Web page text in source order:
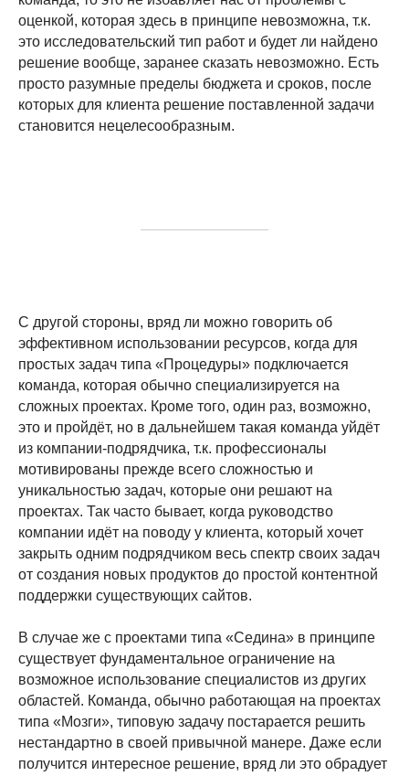
оценкой, которая здесь в принципе невозможна, т.к.
это исследовательский тип работ и будет ли найдено
решение вообще, заранее сказать невозможно. Есть
просто разумные пределы бюджета и сроков, после
которых для клиента решение поставленной задачи
становится нецелесообразным.
С другой стороны, вряд ли можно говорить об
эффективном использовании ресурсов, когда для
простых задач типа «Процедуры» подключается
команда, которая обычно специализируется на
сложных проектах. Кроме того, один раз, возможно,
это и пройдёт, но в дальнейшем такая команда уйдёт
из компании-подрядчика, т.к. профессионалы
мотивированы прежде всего сложностью и
уникальностью задач, которые они решают на
проектах. Так часто бывает, когда руководство
компании идёт на поводу у клиента, который хочет
закрыть одним подрядчиком весь спектр своих задач
от создания новых продуктов до простой контентной
поддержки существующих сайтов.
В случае же с проектами типа «Седина» в принципе
существует фундаментальное ограничение на
возможное использование специалистов из других
областей. Команда, обычно работающая на проектах
типа «Мозги», типовую задачу постарается решить
нестандартно в своей привычной манере. Даже если
получится интересное решение, вряд ли это обрадует